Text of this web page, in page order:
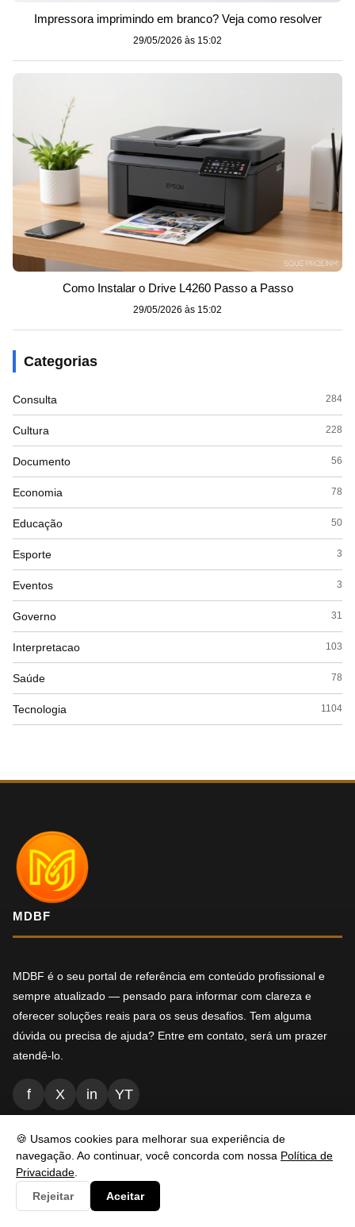
🍪 Usamos cookies para melhorar sua experiência de
navegação. Ao continuar, você concorda com nossa Política de
Privacidade
Rejeitar
Aceitar
Impressora imprimindo em branco? Veja como resolver
29/05/2026 às 15:02
Como Instalar o Drive L4260 Passo a Passo
29/05/2026 às 15:02
Categorias
Consulta 284
Cultura 228
Documento 56
Economia 78
Educação 50
Esporte 3
Eventos 3
Governo 31
Interpretacao 103
Saúde 78
Tecnologia 1104
MDBF
MDBF é o seu portal de referência em conteúdo profissional e
sempre atualizado — pensado para informar com clareza e
oferecer soluções reais para os seus desafios. Tem alguma
dúvida ou precisa de ajuda? Entre em contato, será um prazer
atendê-lo.
f X in YT
NAVEGAÇÃO
Inicio